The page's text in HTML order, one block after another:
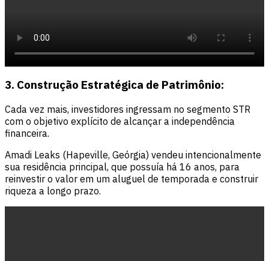
3. Construção Estratégica de Patrimônio:
Cada vez mais, investidores ingressam no segmento STR
com o objetivo explícito de alcançar a independência
financeira.
Amadi Leaks (Hapeville, Geórgia) vendeu intencionalmente
sua residência principal, que possuía há 16 anos, para
reinvestir o valor em um aluguel de temporada e construir
riqueza a longo prazo.